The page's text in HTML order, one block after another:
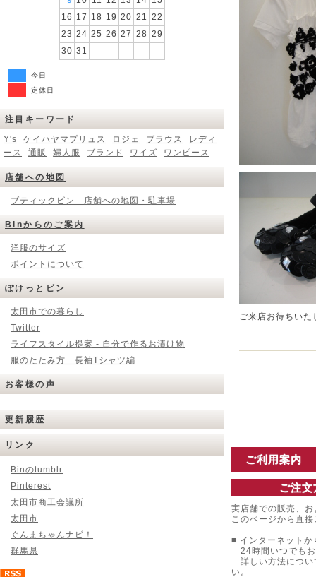
16 17 18 19 20 21 22
23 24 25 26 27 28 29
30 31
今日
定休日
注目キーワード
Y's
ケイハヤマプリュス ロジェ ブラウス
レディ
ース
通販 婦人服 ブランド ワイズ ワンピース
店舗への地図
ブティックビン 店舗への地図・駐車場
Binからのご案内
洋服のサイズ
ポイントについて
ぽけっとビン
太田市での暮らし
Twitter
ライフスタイル提案 - 自分で作るお漬け物
服のたたみ方 長袖Tシャツ編
お客様の声
更新履歴
リンク
Binのtumblr
Pinterest
太田市商工会議所
太田市
ぐんまちゃんナビ！
群馬県
ご来店お待ちいた
ご利用案内
ご注
実店舗での販売、
このページから直
■ インターネットか
24時間いつでも
詳しい方法につい
い。